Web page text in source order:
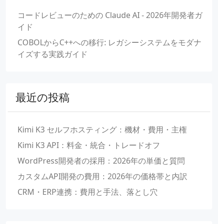
コードレビューのための Claude AI - 2026年開発者ガ
イド
COBOLからC++への移行: レガシーシステムをモダナ
イズする実践ガイド
最近の投稿
Kimi K3 セルフホスティング：機材・費用・主権
Kimi K3 API：料金・統合・トレードオフ
WordPress開発者の採用：2026年の単価と質問
カスタムAPI開発の費用：2026年の価格帯と内訳
CRM・ERP連携：費用と手法、落とし穴